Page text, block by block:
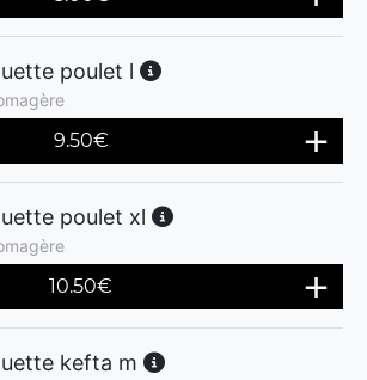
poulet l
9.50€
poulet xl
10.50€
kefta m